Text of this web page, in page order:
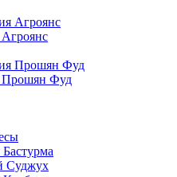
Агроянс
Прошян Фуд
Фуд
Суджух